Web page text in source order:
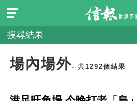
搜尋結果
場內場外- 共1292個結果